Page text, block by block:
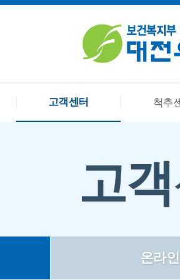
고객센터 척추
고객
온라